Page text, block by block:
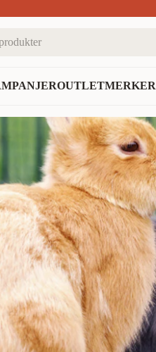
OUTLETMERKER